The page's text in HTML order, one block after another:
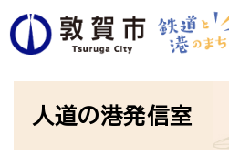
ペ
ー
人道の港発信室